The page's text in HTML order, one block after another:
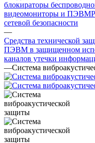
блокираторы
видеомониторы и ПЭВМ
сетевой безопасности
—
Средства технической
ПЭВМ в защищенном
каналов утечки
—Система